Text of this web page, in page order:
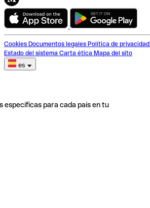
Cookies Documentos legales Política de privacidad
Estado del sistema Carta ética Mapa del sito
es
específicas para cada país en tu